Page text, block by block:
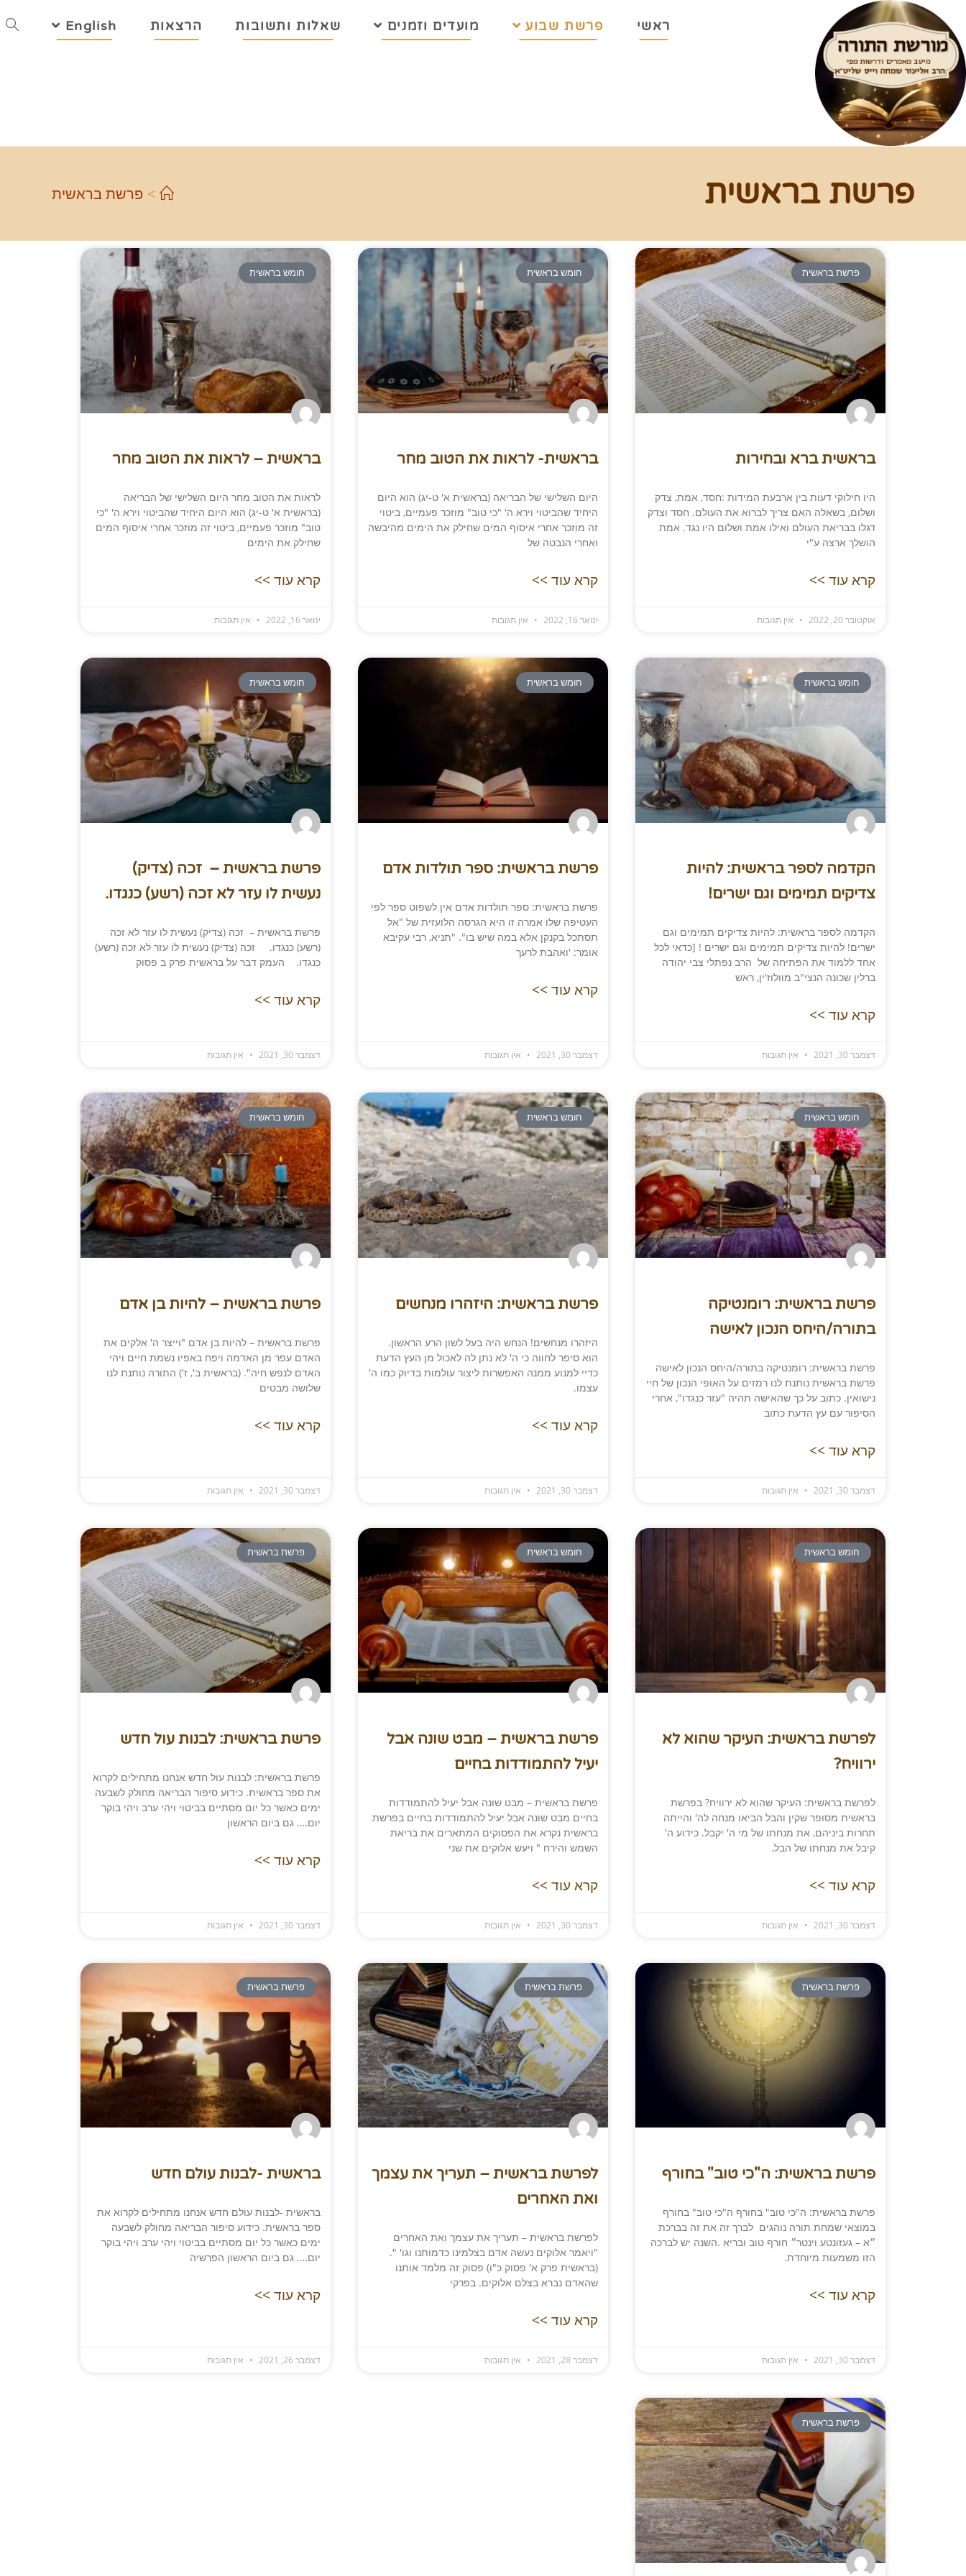
ראשי פרשת שבוע מועדים וזמנים שאלות ותשובות הרצאות English
פרשת בראשית > פרשת בראשית
פרשת בראשית
בראשית ברא ובחירות
היו חילוקי דעות בין ארבעת המידות :חסד, אמת, צדק
ושלום, בשאלה האם צריך לברוא את העולם. חסד וצדק
דגלו בבריאת העולם ואילו אמת ושלום היו נגד. אמת
הושלך ארצה ע"י
קרא עוד >>
אוקטובר 20, 2022 אין תגובות
חומש בראשית
בראשית- לראות את הטוב מחר
היום השלישי של הבריאה (בראשית א' ט-יג) הוא היום
היחיד שהביטוי וירא ה' "כי טוב" מוזכר פעמיים, ביטוי
זה מוזכר אחרי איסוף המים שחילק את הימים מהיבשה
ואחרי הנבטה של
קרא עוד >>
ינואר 16, 2022 אין תגובות
חומש בראשית
בראשית – לראות את הטוב מחר
לראות את הטוב מחר היום השלישי של הבריאה
(בראשית א' ט-יג) הוא היום היחיד שהביטוי וירא ה' "כי
טוב" מוזכר פעמיים, ביטוי זה מוזכר אחרי איסוף המים
שחילק את הימים
קרא עוד >>
ינואר 16, 2022 אין תגובות
חומש בראשית
הקדמה לספר בראשית: להיות
צדיקים תמימים וגם ישרים!
הקדמה לספר בראשית: להיות צדיקים תמימים וגם
ישרים! להיות צדיקים תמימים וגם ישרים ! [כדאי לכל
אחד ללמוד את הפתיחה של הרב נפתלי צבי יהודה
ברלין שכונה הנצי"ב מוולוז'ין, ראש
קרא עוד >>
דצמבר 30, 2021 אין תגובות
חומש בראשית
פרשת בראשית: ספר תולדות אדם
פרשת בראשית: ספר תולדות אדם אין לשפוט ספר לפי
העטיפה שלו אמרה זו היא הגרסה הלועזית של "אל
תסתכל בקנקן אלא במה שיש בו". "תניא, רבי עקיבא
אומר: 'ואהבת לרעך
קרא עוד >>
דצמבר 30, 2021 אין תגובות
חומש בראשית
פרשת בראשית – זכה (צדיק)
נעשית לו עזר לא זכה (רשע) כנגדו.
פרשת בראשית – זכה (צדיק) נעשית לו עזר לא זכה
(רשע) כנגדו. זכה (צדיק) נעשית לו עזר לא זכה (רשע)
כנגדו. העמק דבר על בראשית פרק ב פסוק
קרא עוד >>
דצמבר 30, 2021 אין תגובות
חומש בראשית
פרשת בראשית: רומנטיקה
בתורה/היחס הנכון לאישה
פרשת בראשית: רומנטיקה בתורה/היחס הנכון לאישה
פרשת בראשית נותנת לנו רמזים על האופי הנכון של חיי
נישואין. כתוב על כך שהאישה תהיה "עזר כנגדו", אחרי
הסיפור עם עץ הדעת כתוב
קרא עוד >>
דצמבר 30, 2021 אין תגובות
חומש בראשית
פרשת בראשית: היזהרו מנחשים
היזהרו מנחשים! הנחש היה בעל לשון הרע הראשון.
הוא סיפר לחווה כי ה' לא נתן לה לאכול מן העץ הדעת
כדיי למנוע ממנה האפשרות ליצור עולמות בדיוק כמו ה'
עצמו.
קרא עוד >>
דצמבר 30, 2021 אין תגובות
חומש בראשית
פרשת בראשית – להיות בן אדם
פרשת בראשית – להיות בן אדם "וייצר ה' אלקים את
האדם עפר מן האדמה ויפח באפיו נשמת חיים ויהי
האדם לנפש חיה". (בראשית ב', ז') התורה נותנת לנו
שלושה מבטים
קרא עוד >>
דצמבר 30, 2021 אין תגובות
חומש בראשית
לפרשת בראשית: העיקר שהוא לא
ירוויח?
לפרשת בראשית: העיקר שהוא לא ירוויח? בפרשת
בראשית מסופר שקין והבל הביאו מנחה לה' והייתה
תחרות ביניהם, את מנחתו של מי ה' יקבל. כידוע ה'
קיבל את מנחתו של הבל,
קרא עוד >>
דצמבר 30, 2021 אין תגובות
חומש בראשית
פרשת בראשית – מבט שונה אבל
יעיל להתמודדות בחיים​
פרשת בראשית – מבט שונה אבל יעיל להתמודדות
בחיים מבט שונה אבל יעיל להתמודדות בחיים בפרשת
בראשית נקרא את הפסוקים המתארים את בריאת
השמש והירח " ויעש אלוקים את שני
קרא עוד >>
דצמבר 30, 2021 אין תגובות
פרשת בראשית
פרשת בראשית: לבנות עול חדש
פרשת בראשית: לבנות עול חדש אנחנו מתחילים לקרוא
את ספר בראשית. כידוע סיפור הבריאה מחולק לשבעה
ימים כאשר כל יום מסתיים בביטוי ויהי ערב ויהי בוקר
יום…. גם ביום הראשון
קרא עוד >>
דצמבר 30, 2021 אין תגובות
פרשת בראשית
פרשת בראשית: ה"כי טוב" בחורף
פרשת בראשית: ה"כי טוב" בחורף ה"כי טוב" בחורף
במוצאי שמחת תורה נוהגים לברך זה את זה בברכת
״א – געזונטע וינטר״ חורף טוב ובריא .השנה יש לברכה
הזו משמעות מיוחדת.
קרא עוד >>
דצמבר 30, 2021 אין תגובות
פרשת בראשית
לפרשת בראשית – תעריך את עצמך
ואת האחרים
לפרשת בראשית – תעריך את עצמך ואת האחרים
"ויאמר אלוקים נעשה אדם בצלמינו כדמותנו וגו' ".
(בראשית פרק א' פסוק כ"ו) פסוק זה מלמד אותנו
שהאדם נברא בצלם אלוקים. בפרקי
קרא עוד >>
דצמבר 28, 2021 אין תגובות
פרשת בראשית
בראשית -לבנות עולם חדש
בראשית -לבנות עולם חדש אנחנו מתחילים לקרוא את
ספר בראשית. כידוע סיפור הבריאה מחולק לשבעה
ימים כאשר כל יום מסתיים בביטוי ויהי ערב ויהי בוקר
יום…. גם ביום הראשון הפרשיה
קרא עוד >>
דצמבר 26, 2021 אין תגובות
פרשת בראשית